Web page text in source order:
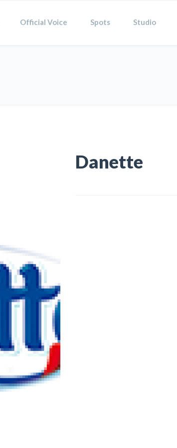
Official Voice Spots Studio
Danette